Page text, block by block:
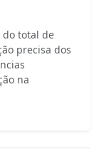
do total de
precisa dos
na